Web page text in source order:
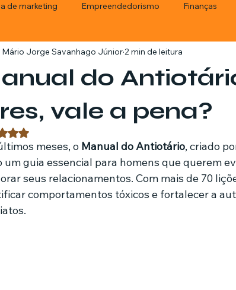
de marketing Empreendedorismo Finanças
Saúde Sem categoria Tecnologia
Investimentos Renda Extra
Filmes e séries Noticias em alta
Clínica Nutricionista
do
vale a pena?
Mário Jorge Savanhago Júnior 2 min de leitura
Avaliado com NaN de 5 estrelas.
meses, o Manual do Antiotário, criado
um guia essencial para homens que querem
seus relacionamentos. Com mais de 70
comportamentos tóxicos e fortalecer a